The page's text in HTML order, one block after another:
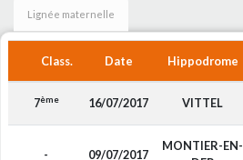
Lignée maternelle
Class. Date Hippodrome
7ème 16/07/2017 VITTEL
- 09/07/2017
MONTIER-EN-